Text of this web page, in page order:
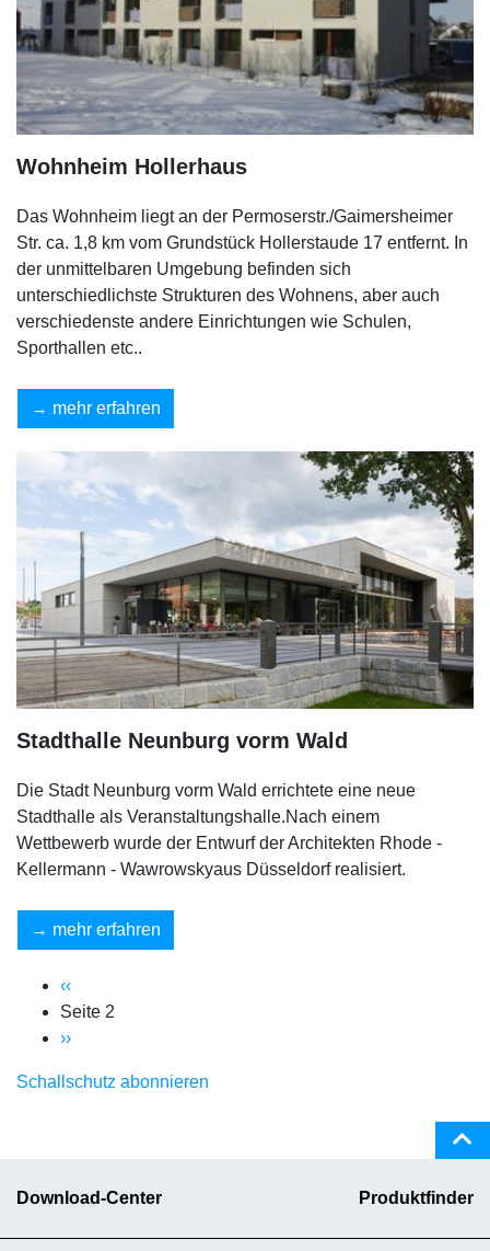
Wohnheim Hollerhaus
Das Wohnheim liegt an der Permoserstr./Gaimersheimer
Str. ca. 1,8 km vom Grundstück Hollerstaude 17 entfernt. In
der unmittelbaren Umgebung befinden sich
unterschiedlichste Strukturen des Wohnens, aber auch
verschie­denste andere Einrichtungen wie Schulen,
Sporthallen etc..
mehr erfahren
Stadthalle Neunburg vorm Wald
Die Stadt Neunburg vorm Wald errichtete eine neue
Stadthalle als Veranstaltungshalle.Nach einem
Wettbewerb wurde der Entwurf der Architekten Rhode -
Kellermann - Wawrowskyaus Düsseldorf realisiert.
mehr erfahren
‹‹
Seite 2
››
Schallschutz abonnieren
Download-Center Produktfinder